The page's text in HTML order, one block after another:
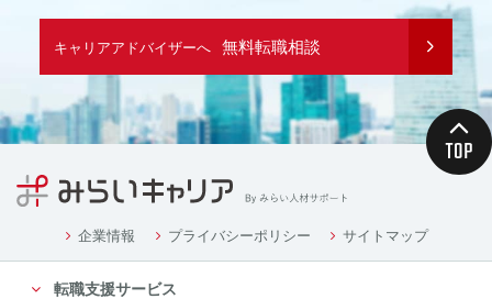
キャリアアドバイザーへ 無料転職相談
企業情報 プライバシーポリシー サイトマップ
転職支援サービス